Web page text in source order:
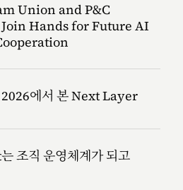
Union and P&C
Hands for Future AI
에서 본 Next Layer
조직 운영체계가 되고